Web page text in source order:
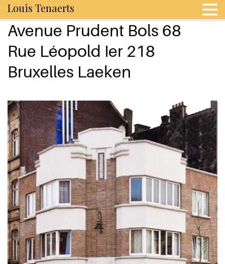
Louis Tenaerts
Avenue Prudent Bols 68
Rue Léopold Ier 218
Bruxelles Laeken